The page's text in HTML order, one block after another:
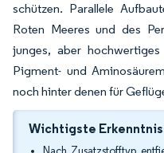
schützen. Parallele
Roten Meeres und des
junges, aber
Pigment- und
noch hinter denen für
Wichtigste